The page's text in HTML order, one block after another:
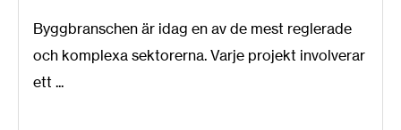
Byggbranschen är idag en av de mest reglerade
och komplexa sektorerna. Varje projekt involverar
ett ...